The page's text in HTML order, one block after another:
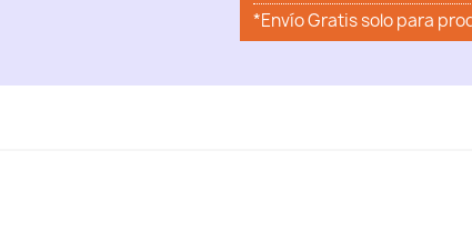
*Envío Gratis solo para